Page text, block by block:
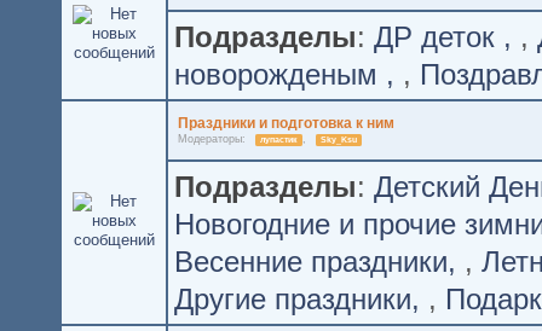
Подразделы: ДР деток ,
новорожденым
,
Праздники и подготовка к ним
Модераторы: лупастик , Sky_Ksu
Подразделы: Детский
Новогодние и прочие
Весенние праздники
,
Другие праздники
,